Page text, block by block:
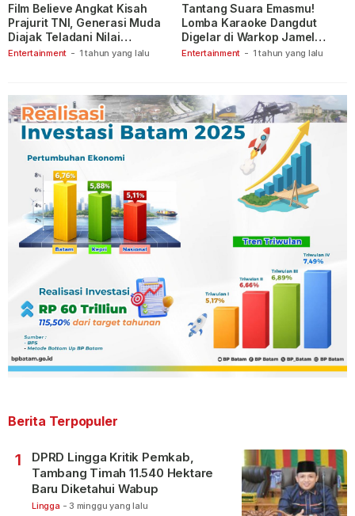
Entertainment - 1 tahun yang lalu
Film Believe Angkat Kisah
Prajurit TNI, Generasi Muda
Diajak Teladani Nilai
Keberanian
Entertainment - 1 tahun yang lalu
Tantang Suara Emasmu!
Lomba Karaoke Dangdut
Digelar di Warkop Jamel
Ganet
Berita Terpopuler
1
DPRD Lingga Kritik Pemkab,
Tambang Timah 11.540 Hektare
Baru Diketahui Wabup
Lingga - 3 minggu yang lalu